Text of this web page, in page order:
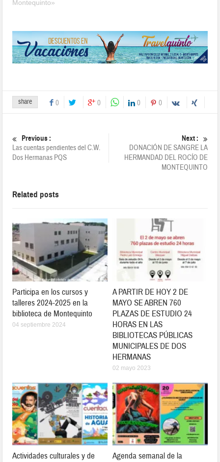
Montequinto»
share 0 0 0 0
Previous :
Las cuentas pendientes del C.W.
Dos Hermanas PQS
Next :
DONACIÓN DE SANGRE LA
HERMANDAD DEL ROCÍO DE
MONTEQUINTO
Related posts
Participa en los cursos y
talleres 2024-2025 en la
biblioteca de Montequinto
04 septiembre 2024
A PARTIR DE HOY 2 DE
MAYO SE ABREN 760
PLAZAS DE ESTUDIO 24
HORAS EN LAS
BIBLIOTECAS PÚBLICAS
MUNICIPALES DE DOS
HERMANAS
02 mayo 2023
Actividades culturales y de
Agenda semanal de la